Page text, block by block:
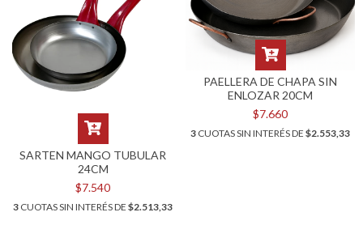
SARTEN MANGO TUBULAR
24CM
$7.540
3 CUOTAS SIN INTERÉS DE $2.513,33
PAELLERA DE CHAPA SIN
ENLOZAR 20CM
$7.660
3 CUOTAS SIN INTERÉS DE $2.553,33